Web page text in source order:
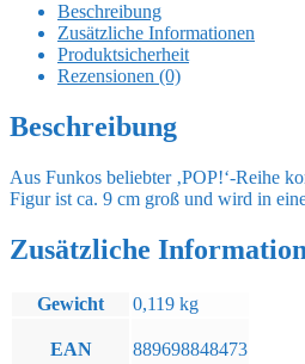
Figur
Blade
Menge
Beschreibung
Zusätzliche Informationen
Produktsicherheit
Rezensionen (0)
Beschreibung
Aus Funkos beliebter ‚POP!‘-Reihe
Figur ist ca. 9 cm groß und wird in
Zusätzliche
Gewicht 0,119 kg
EAN 889698848473